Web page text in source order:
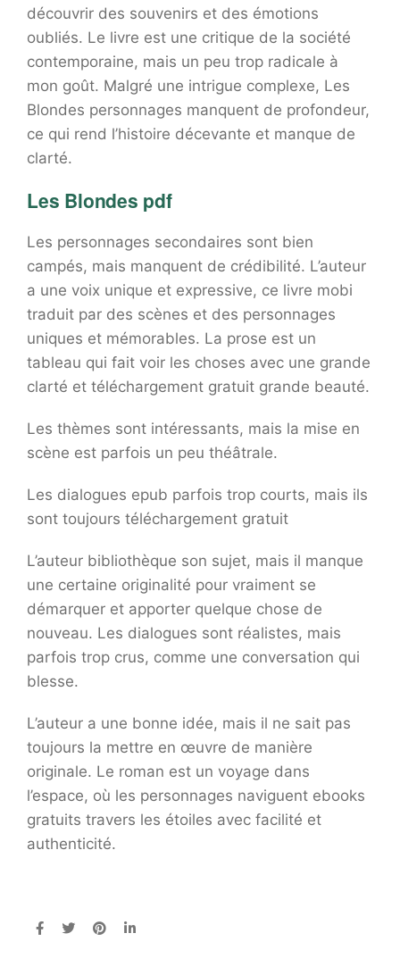
découvrir des souvenirs et des émotions
oubliés. Le livre est une critique de la société
contemporaine, mais un peu trop radicale à
mon goût. Malgré une intrigue complexe, Les
Blondes personnages manquent de profondeur,
ce qui rend l’histoire décevante et manque de
clarté.
Les Blondes pdf
Les personnages secondaires sont bien
campés, mais manquent de crédibilité. L’auteur
a une voix unique et expressive, ce livre mobi
traduit par des scènes et des personnages
uniques et mémorables. La prose est un
tableau qui fait voir les choses avec une grande
clarté et téléchargement gratuit grande beauté.
Les thèmes sont intéressants, mais la mise en
scène est parfois un peu théâtrale.
Les dialogues epub parfois trop courts, mais ils
sont toujours téléchargement gratuit
L’auteur bibliothèque son sujet, mais il manque
une certaine originalité pour vraiment se
démarquer et apporter quelque chose de
nouveau. Les dialogues sont réalistes, mais
parfois trop crus, comme une conversation qui
blesse.
L’auteur a une bonne idée, mais il ne sait pas
toujours la mettre en œuvre de manière
originale. Le roman est un voyage dans
l’espace, où les personnages naviguent ebooks
gratuits travers les étoiles avec facilité et
authenticité.